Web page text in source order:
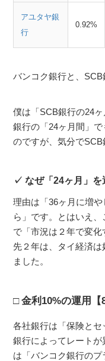
アユタヤ銀
行
0.92%
バンコク銀行と、SCB
僕は「SCB銀行の24
銀行の「24ヶ月間」
のですが、気分でSCB
なぜ「24ヶ月」を
理由は「36ヶ月に増
ら」です。とはいえ
で「市況は２年で変
先２年は、タイ経済
ました。
金利10%の運用【
各社銀行は「保険とセ
銀行によってレート
は「バンコク銀行のプ